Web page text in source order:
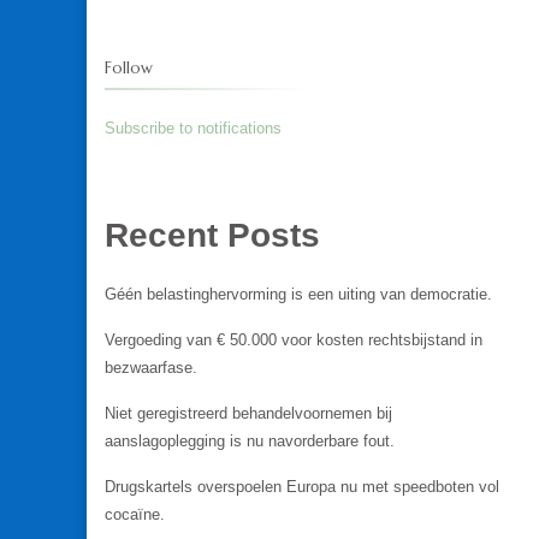
Follow
Subscribe to notifications
Recent Posts
Géén belastinghervorming is een uiting van democratie.
Vergoeding van € 50.000 voor kosten rechtsbijstand in
bezwaarfase.
Niet geregistreerd behandelvoornemen bij
aanslagoplegging is nu navorderbare fout.
Drugskartels overspoelen Europa nu met speedboten vol
cocaïne.